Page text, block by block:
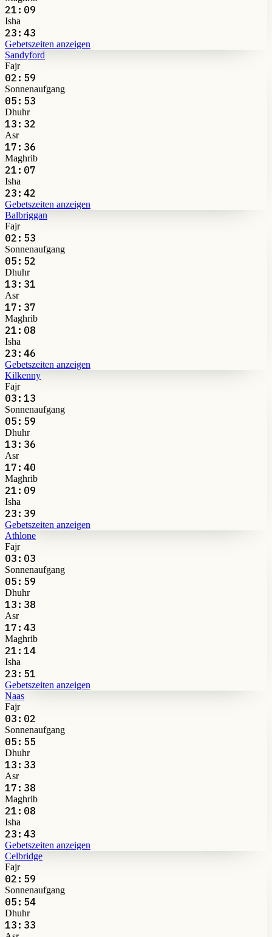
21:09
Isha
23:43
Gebetszeiten anzeigen
Sandyford
Fajr
02:59
Sonnenaufgang
05:53
Dhuhr
13:32
Asr
17:36
Maghrib
21:07
Isha
23:42
Gebetszeiten anzeigen
Balbriggan
Fajr
02:53
Sonnenaufgang
05:52
Dhuhr
13:31
Asr
17:37
Maghrib
21:08
Isha
23:46
Gebetszeiten anzeigen
Kilkenny
Fajr
03:13
Sonnenaufgang
05:59
Dhuhr
13:36
Asr
17:40
Maghrib
21:09
Isha
23:39
Gebetszeiten anzeigen
Athlone
Fajr
03:03
Sonnenaufgang
05:59
Dhuhr
13:38
Asr
17:43
Maghrib
21:14
Isha
23:51
Gebetszeiten anzeigen
Naas
Fajr
03:02
Sonnenaufgang
05:55
Dhuhr
13:33
Asr
17:38
Maghrib
21:08
Isha
23:43
Gebetszeiten anzeigen
Celbridge
Fajr
02:59
Sonnenaufgang
05:54
Dhuhr
13:33